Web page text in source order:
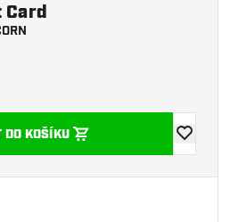
Card
DO KOŠÍKU
Přidat do